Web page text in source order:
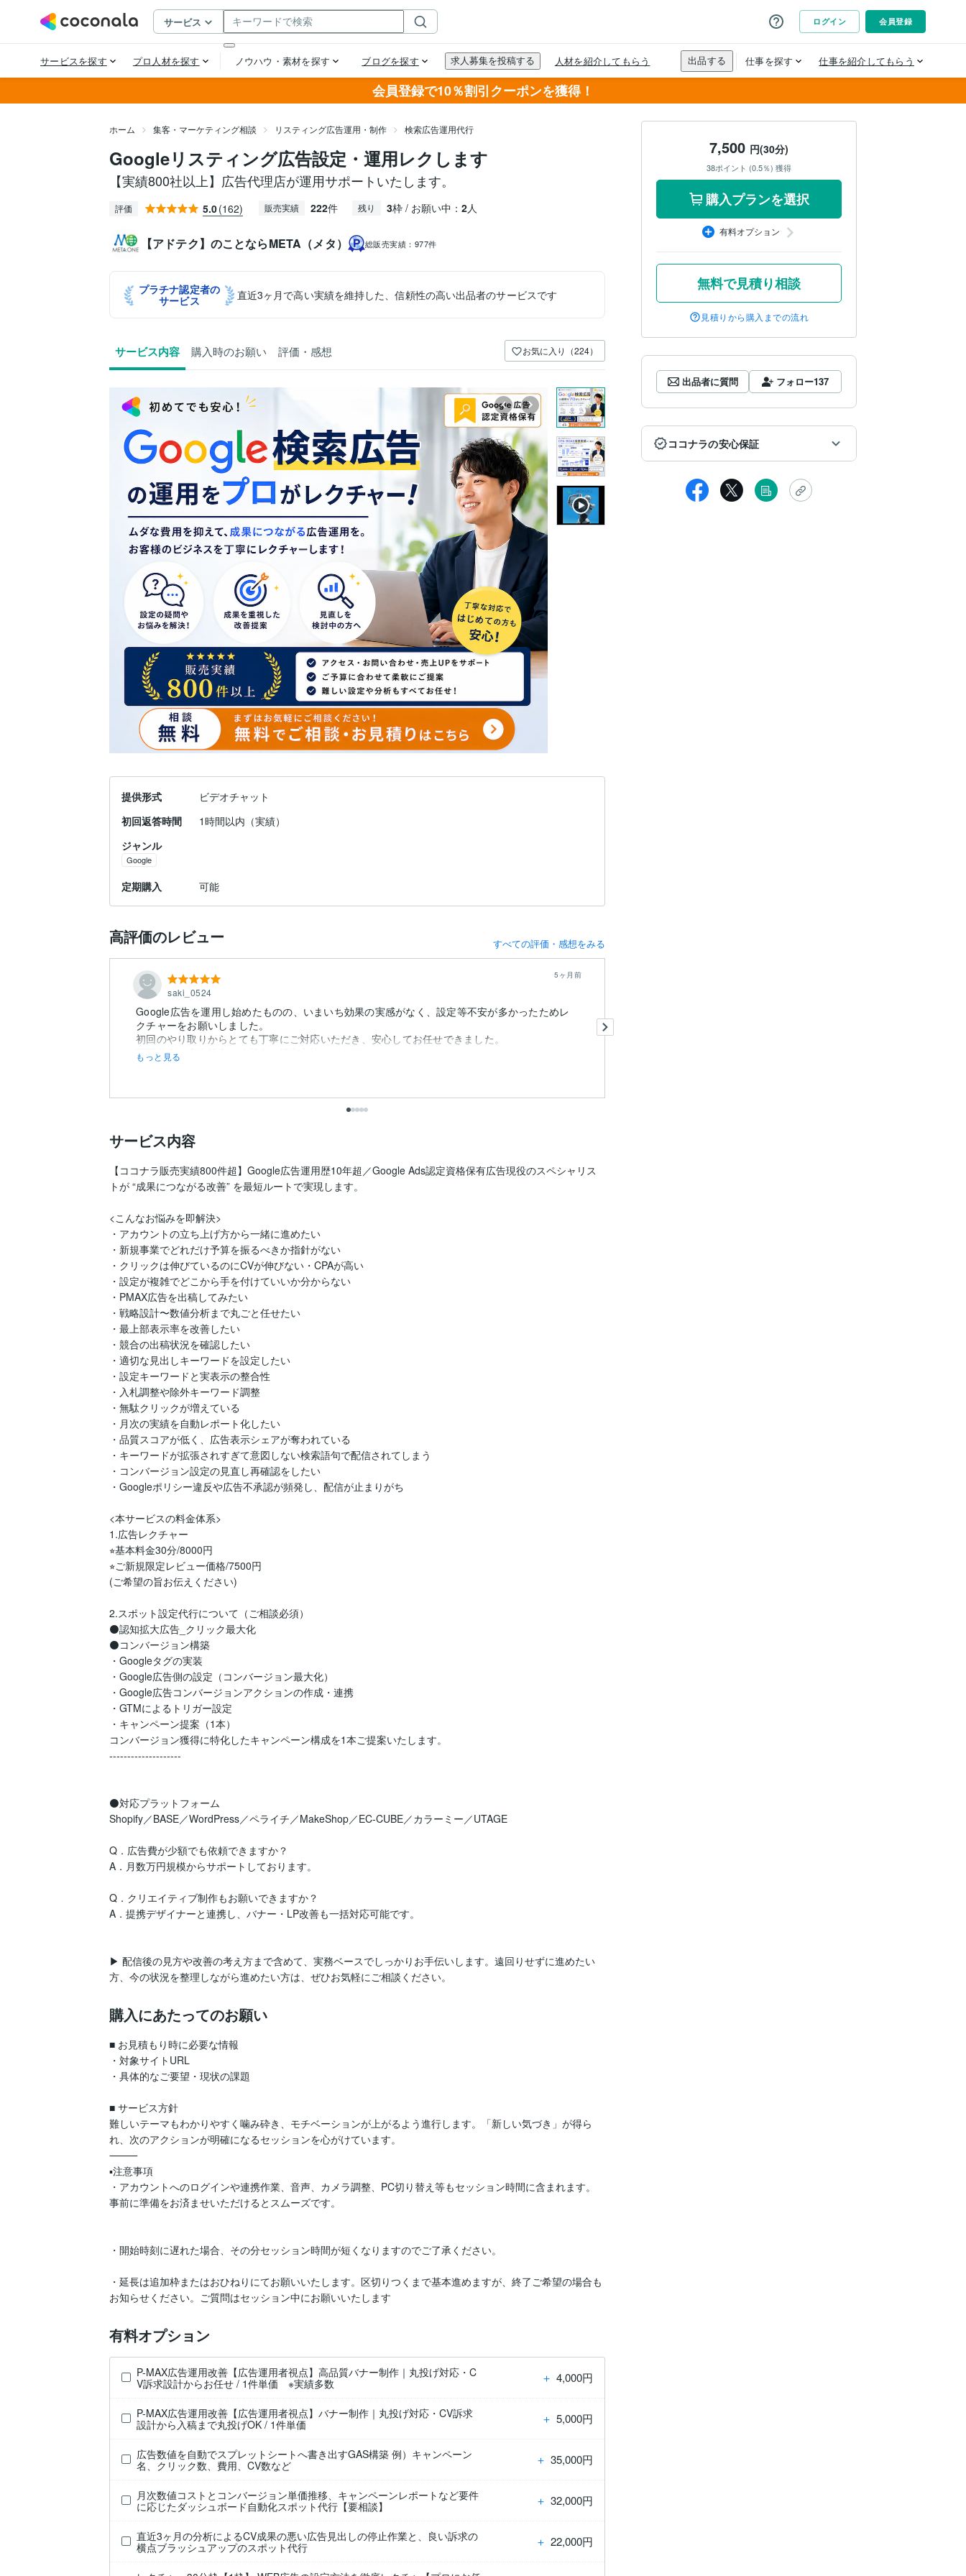
会員登録で10％割引クーポンを獲得！
ホーム 集客・マーケティング相談 リスティング広告運用・制作 検索広告運用代行
Googleリスティング広告設定・運用レクします
【実績800社以上】広告代理店が運用サポートいたします。
評価 5.0(162) 販売実績 222件 残り 3枠 / お願い中： 2人
【アドテク】のことならMETA（メタ） 総販売実績： 977件
プラチナ認定者の
サービス
直近3ヶ月で高い実績を維持した、信頼性の高い出品者のサービスです
サービス内容 購入時のお願い 評価・感想 お気に入り（224）
提供形式
ビデオチャット
初回返答時間
1時間以内（実績）
ジャンル
Google
定期購入 可能
高評価のレビュー すべての評価・感想をみる
saki_0524
5ヶ月前
Google広告を運用し始めたものの、いまいち効果の実感がなく、設定等不安が多かったためレ
クチャーをお願いしました。
初回のやり取りからとても丁寧にご対応いただき、安心してお任せできました。
画面共有で広告設定の改善点や設定方法などを細やかにレクチャーいただ...
もっと見る
サービス内容
【ココナラ販売実績800件超】Google広告運用歴10年超／Google Ads認定資格保有広告現役のスペシャリス
トが “成果につながる改善” を最短ルートで実現します。
<こんなお悩みを即解決>
・アカウントの立ち上げ方から一緒に進めたい
・新規事業でどれだけ予算を振るべきか指針がない
・クリックは伸びているのにCVが伸びない・CPAが高い
・設定が複雑でどこから手を付けていいか分からない
・PMAX広告を出稿してみたい
・戦略設計〜数値分析まで丸ごと任せたい
・最上部表示率を改善したい
・競合の出稿状況を確認したい
・適切な見出しキーワードを設定したい
・設定キーワードと実表示の整合性
・入札調整や除外キーワード調整
・無駄クリックが増えている
・月次の実績を自動レポート化したい
・品質スコアが低く、広告表示シェアが奪われている
・キーワードが拡張されすぎて意図しない検索語句で配信されてしまう
・コンバージョン設定の見直し再確認をしたい
・Googleポリシー違反や広告不承認が頻発し、配信が止まりがち
<本サービスの料金体系>
1.広告レクチャー
⭐︎基本料金30分/8000円
⭐︎ご新規限定レビュー価格/7500円
(ご希望の旨お伝えください)
2.スポット設定代行について（ご相談必須）
⚫️認知拡大広告_クリック最大化
⚫️コンバージョン構築
・Googleタグの実装
・Google広告側の設定（コンバージョン最大化）
・Google広告コンバージョンアクションの作成・連携
・GTMによるトリガー設定
・キャンペーン提案（1本）
コンバージョン獲得に特化したキャンペーン構成を1本ご提案いたします。
--------------------
⚫️対応プラットフォーム
Shopify／BASE／WordPress／ペライチ／MakeShop／EC-CUBE／カラーミー／UTAGE
Q．広告費が少額でも依頼できますか？
A．月数万円規模からサポートしております。
Q．クリエイティブ制作もお願いできますか？
A．提携デザイナーと連携し、バナー・LP改善も一括対応可能です。
▶ 配信後の見方や改善の考え方まで含めて、実務ベースでしっかりお手伝いします。遠回りせずに進めたい
方、今の状況を整理しながら進めたい方は、ぜひお気軽にご相談ください。
購入にあたってのお願い
■ お見積もり時に必要な情報
・対象サイトURL
・具体的なご要望・現状の課題
■ サービス方針
難しいテーマもわかりやすく噛み砕き、モチベーションが上がるよう進行します。「新しい気づき」が得ら
れ、次のアクションが明確になるセッションを心がけています。
⸻
▪️注意事項
・アカウントへのログインや連携作業、音声、カメラ調整、PC切り替え等もセッション時間に含まれます。
事前に準備をお済ませいただけるとスムーズです。
・開始時刻に遅れた場合、その分セッション時間が短くなりますのでご了承ください。
・延長は追加枠またはおひねりにてお願いいたします。区切りつくまで基本進めますが、終了ご希望の場合も
有料オプション
P-MAX広告運用改善【広告運用者視点】高品質バナー制作｜丸投げ対応・C
V訴求設計からお任せ / 1件単価 ※実績多数
＋ 4,000円
P-MAX広告運用改善【広告運用者視点】バナー制作｜丸投げ対応・CV訴求
設計から入稿まで丸投げOK / 1件単価
＋ 5,000円
広告数値を自動でスプレットシートへ書き出すGAS構築 例）キャンペーン
名、クリック数、費用、CV数など
＋ 35,000円
月次数値コストとコンバージョン単価推移、キャンペーンレポートなど要件
に応じたダッシュボード自動化スポット代行【要相談】
＋ 32,000円
直近3ヶ月の分析によるCV成果の悪い広告見出しの停止作業と、良い訴求の
横点ブラッシュアップのスポット代行
＋ 22,000円
7,500 円(30分)
38ポイント (0.5％) 獲得
購入プランを選択
有料オプション
無料で見積り相談
見積りから購入までの流れ
出品者に質問 フォロー137
ココナラの安心保証